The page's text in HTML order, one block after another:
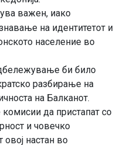
важен, иако
на идентитетот и
население во
би било
разбирање на
на Балканот.
да пристапат со
и човечко
овој настан во